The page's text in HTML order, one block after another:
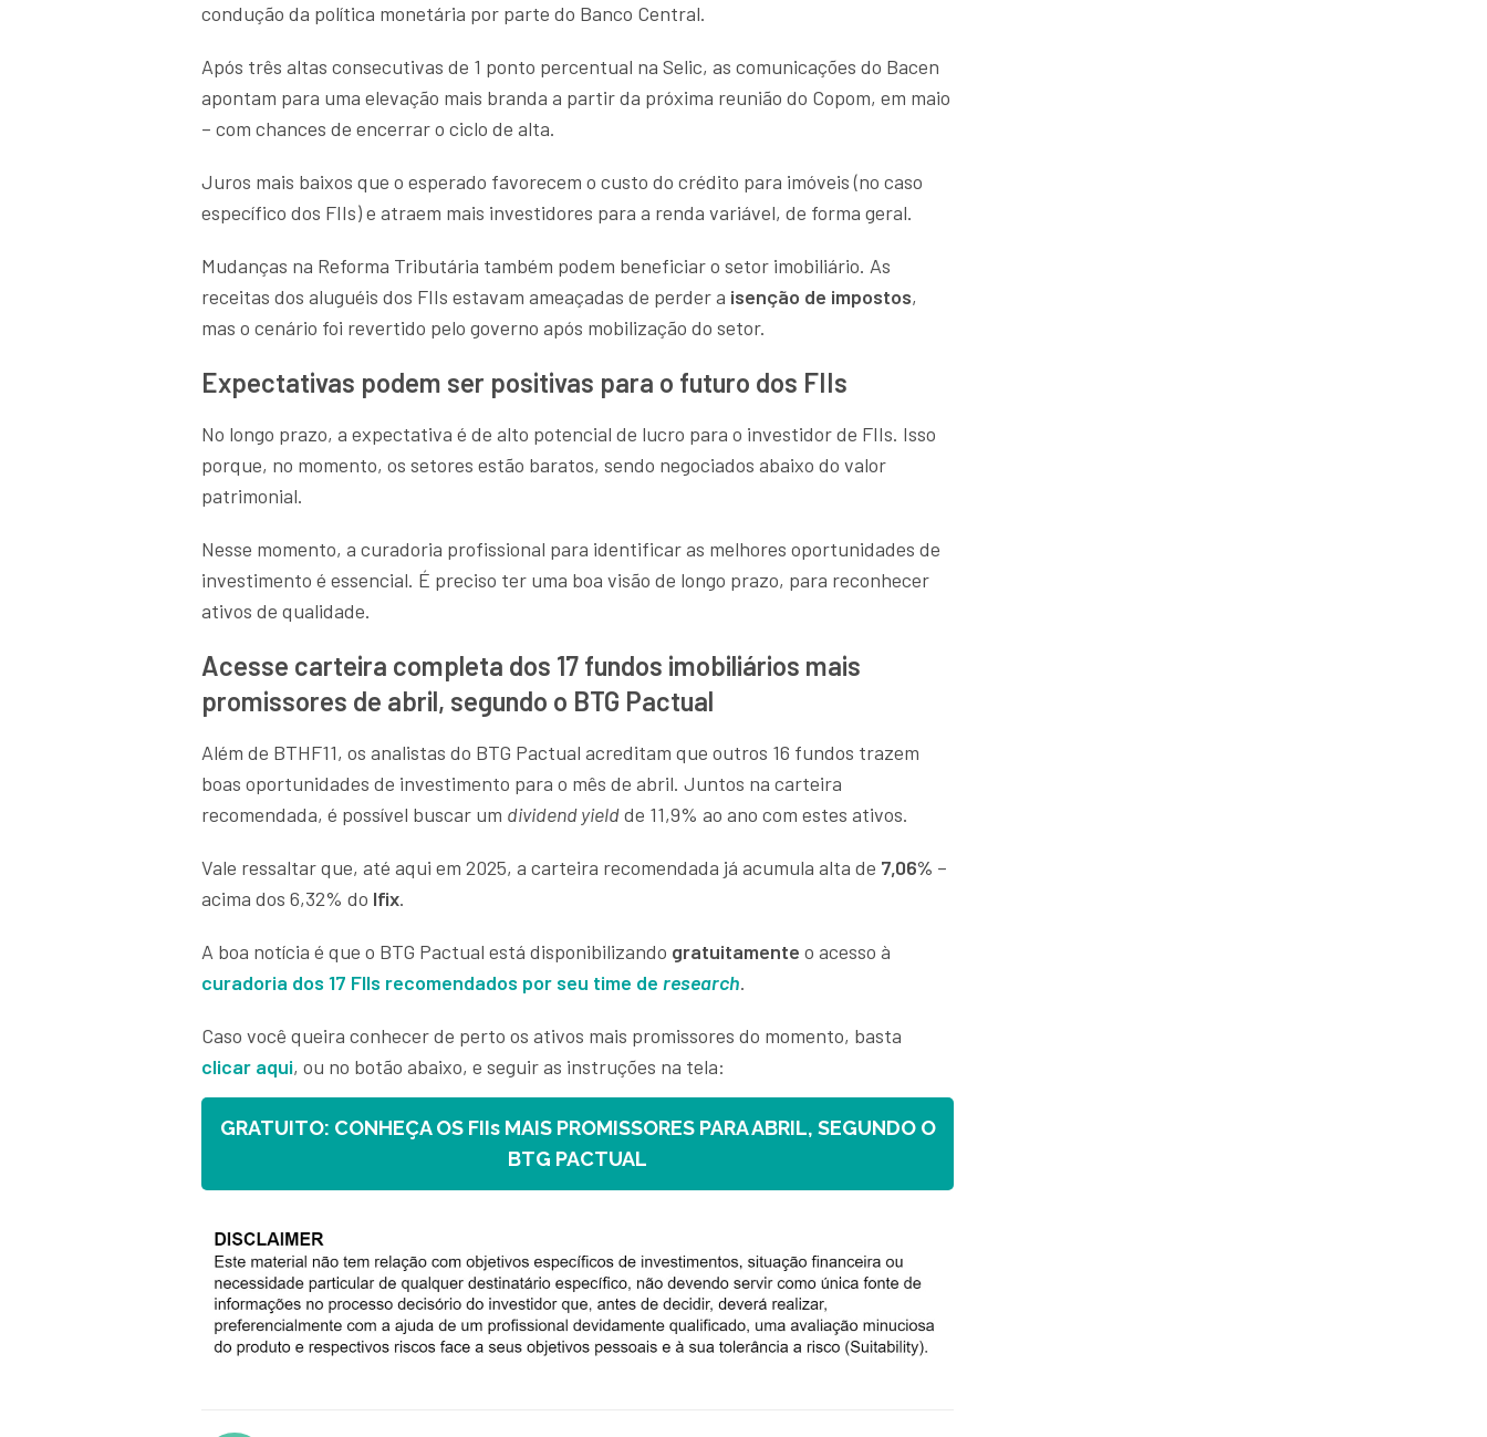
condução da política monetária por parte do Banco Central.
Após três altas consecutivas de 1 ponto percentual na Selic, as comunicações do Bacen
apontam para uma elevação mais branda a partir da próxima reunião do Copom, em maio
– com chances de encerrar o ciclo de alta.
Juros mais baixos que o esperado favorecem o custo do crédito para imóveis (no caso
específico dos FIIs) e atraem mais investidores para a renda variável, de forma geral.
Mudanças na Reforma Tributária também podem beneficiar o setor imobiliário. As
receitas dos aluguéis dos FIIs estavam ameaçadas de perder a isenção de impostos,
mas o cenário foi revertido pelo governo após mobilização do setor.
Expectativas podem ser positivas para o futuro dos FIIs
No longo prazo, a expectativa é de alto potencial de lucro para o investidor de FIIs. Isso
porque, no momento, os setores estão baratos, sendo negociados abaixo do valor
patrimonial.
Nesse momento, a curadoria profissional para identificar as melhores oportunidades de
investimento é essencial. É preciso ter uma boa visão de longo prazo, para reconhecer
ativos de qualidade.
Acesse carteira completa dos 17 fundos imobiliários mais
promissores de abril, segundo o BTG Pactual
Além de BTHF11, os analistas do BTG Pactual acreditam que outros 16 fundos trazem
boas oportunidades de investimento para o mês de abril. Juntos na carteira
recomendada, é possível buscar um dividend yieldde 11,9% ao ano com estes ativos.
Vale ressaltar que, até aqui em 2025, a carteira recomendada já acumula alta de 7,06% –
acima dos 6,32% do Ifix.
A boa notícia é que o BTG Pactual está disponibilizando gratuitamente o acesso à
curadoria dos 17 FIIs recomendados por seu time de research.
Caso você queira conhecer de perto os ativos mais promissores do momento, basta
clicar aqui, ou no botão abaixo, e seguir as instruções na tela:
GRATUITO: CONHEÇA OS FIIs MAIS PROMISSORES PARA ABRIL, SEGUNDO O
BTG PACTUAL